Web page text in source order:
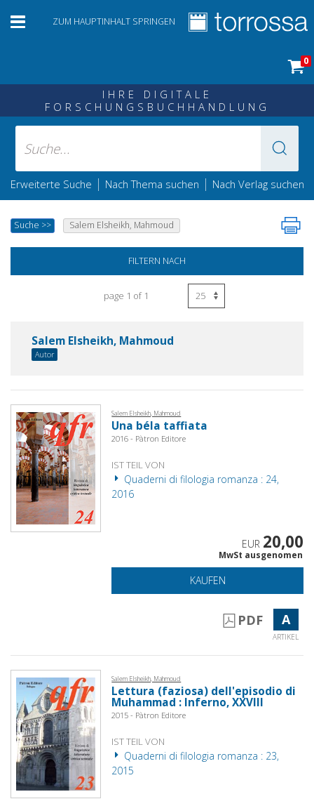
ZUM HAUPTINHALT SPRINGEN
0
IHRE DIGITALE
FORSCHUNGSBUCHHANDLUNG
Erweiterte Suche | Nach Thema suchen | Nach Verlag suchen
Suche >> Salem Elsheikh, Mahmoud
FILTERN NACH
page 1 of 1
Salem Elsheikh, Mahmoud
Autor
Salem Elsheikh, Mahmoud
Una béla taffiata
2016 - Pàtron Editore
IST TEIL VON
Quaderni di filologia romanza : 24,
2016
EUR 20,00
MwSt ausgenomen
KAUFEN
PDF A
ARTIKEL
Salem Elsheikh, Mahmoud
Lettura (faziosa) dell'episodio di
Muhammad : Inferno, XXVIII
2015 - Pàtron Editore
IST TEIL VON
Quaderni di filologia romanza : 23,
2015